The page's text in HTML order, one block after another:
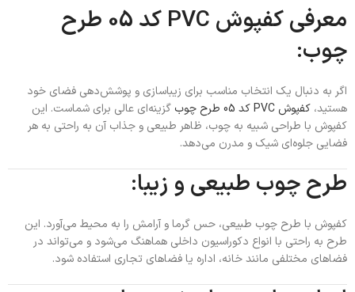
معرفی کفپوش PVC کد 05 طرح
چوب:
اگر به دنبال یک انتخاب مناسب برای زیباسازی و پوشش‌دهی فضای خود
هستید، کفپوش PVC کد 05 طرح چوب
گزینه‌ای عالی برای شماست. این
کفپوش با طراحی شبیه به چوب، ظاهر طبیعی و جذاب آن به راحتی به هر
فضایی جلوه‌ای شیک و مدرن می‌دهد.
طرح چوب طبیعی و زیبا:
کفپوش با طرح چوب طبیعی، حس گرما و آرامش را به محیط می‌آورد. این
طرح به راحتی با انواع دکوراسیون داخلی هماهنگ می‌شود و می‌تواند در
فضاهای مختلفی مانند خانه، اداره یا فضاهای تجاری استفاده شود.